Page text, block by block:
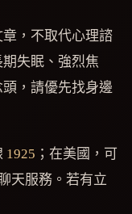
，不取代心理諮
失眠、強烈焦
，請優先找身邊
1925 ；在美國，可
天服務。若有立